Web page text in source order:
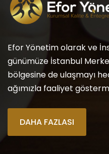
Efor Yönetim olarak ve
günümüze İstanbul
bölgesine de ulaşmayı
ağımızla faaliyet
DAHA FAZLASI